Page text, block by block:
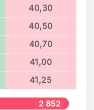
40,30
40,50
40,70
41,00
41,25
2 852